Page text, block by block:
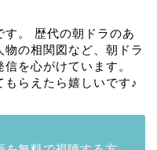
。 歴代の朝ドラのあ
の相関図など、朝ドラ
を心がけています。
らえたら嬉しいです♪